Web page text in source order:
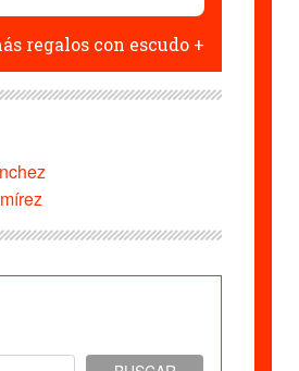
regalos con escudo +